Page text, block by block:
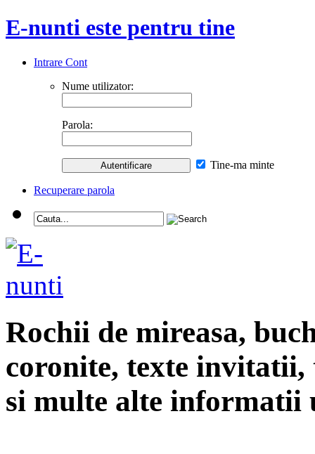
E-nunti este pentru tine
Intrare Cont
Nume utilizator:
Parola:
Tine-ma minte
Recuperare parola
Rochii de mireasa,
coronite, texte
si multe alte informatii